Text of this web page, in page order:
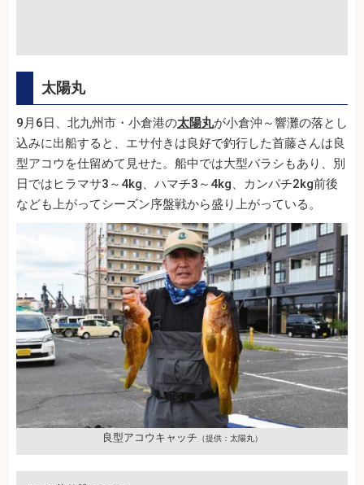
太陽丸
9月6日、北九州市・小倉港の太陽丸が小倉沖～響灘の落とし
込みに出船すると、エサ付きは良好で釣行した首藤さんは良
型アコウを仕留めて見せた。船中では大型バラシもあり、別
日ではヒラマサ3～4kg、ハマチ3～4kg、カンパチ2kg前後
なども上がってシーズン序盤戦から盛り上がっている。
良型アコウキャッチ （提供：太陽丸）